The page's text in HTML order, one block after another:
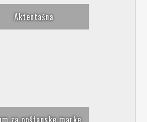
Aktentašna
za poštanske marke